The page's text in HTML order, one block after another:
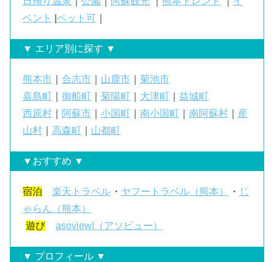
ベント
ペット可
▼ エリア別に探す ▼
熊本市 合志市 山鹿市
菊池市
嘉島町
御船町 菊陽町 大津町
益城町
西原村
阿蘇市 小国町 南小国町 南阿蘇村
産
山村
高森町 山都町
▼おすすめ ▼
宿泊 楽天トラベル ・ ヤフートラベル（熊本） ・ じ
ゃらん（熊本）
遊び
asoview!（アソビュー）
▼ プロフィール ▼